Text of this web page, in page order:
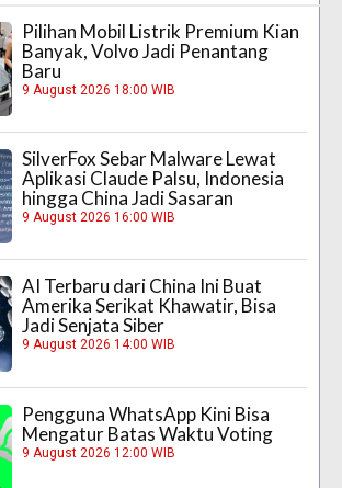
Pilihan Mobil Listrik Premium Kian
Banyak, Volvo Jadi Penantang
Baru
9 August 2026 18:00 WIB
SilverFox Sebar Malware Lewat
Aplikasi Claude Palsu, Indonesia
hingga China Jadi Sasaran
9 August 2026 16:00 WIB
AI Terbaru dari China Ini Buat
Amerika Serikat Khawatir, Bisa
Jadi Senjata Siber
9 August 2026 14:00 WIB
Pengguna WhatsApp Kini Bisa
Mengatur Batas Waktu Voting
9 August 2026 12:00 WIB